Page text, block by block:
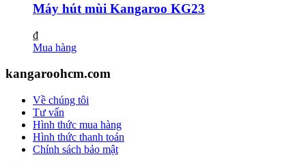
Máy hút mùi Kangaroo KG23
₫
Mua hàng
kangaroohcm.com
Về chúng tôi
Tư vấn
Hình thức mua hàng
Hình thức thanh toán
Chính sách bảo mật